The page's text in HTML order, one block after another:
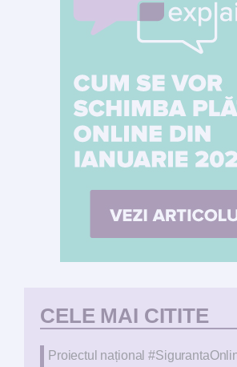
CELE MAI CITITE
Proiectul național